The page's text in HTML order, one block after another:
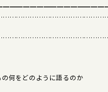
何をどのように語るのか